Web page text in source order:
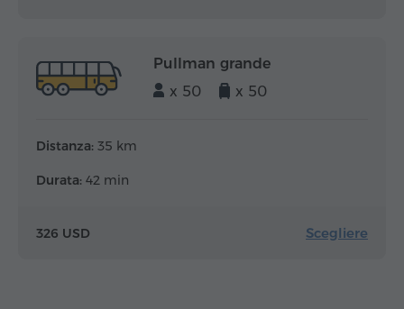
Pullman grande
x 50
x 50
Distanza: 35 km
Durata: 42 min
326 USD Scegliere